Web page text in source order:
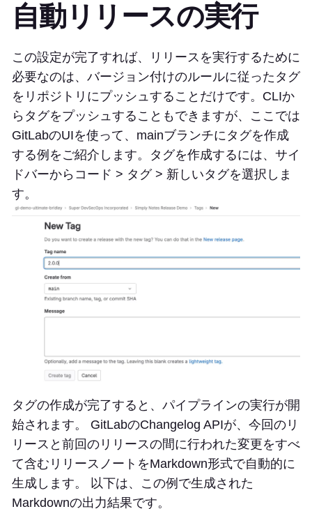
自動リリースの実行
この設定が完了すれば、リリースを実行するために
必要なのは、バージョン付けのルールに従ったタグ
をリポジトリにプッシュすることだけです。CLIか
らタグをプッシュすることもできますが、ここでは
GitLabのUIを使って、mainブランチにタグを作成
する例をご紹介します。タグを作成するには、サイ
ドバーからコード > タグ > 新しいタグを選択しま
す。
タグの作成が完了すると、パイプラインの実行が開
始されます。 GitLabのChangelog APIが、今回のリ
リースと前回のリリースの間に行われた変更をすべ
て含むリリースノートをMarkdown形式で自動的に
生成します。 以下は、この例で生成された
Markdownの出力結果です。